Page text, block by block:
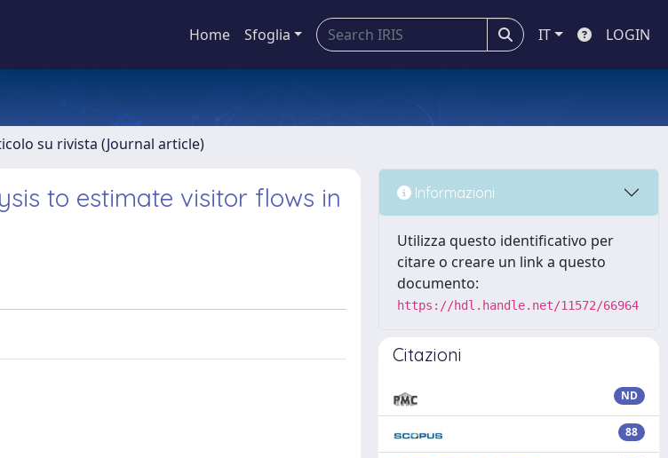
Home Sfoglia IT LOGIN
su rivista (Journal article)
to estimate visitor flows in
Informazioni
Utilizza questo identificativo per
citare o creare un link a questo
documento:
https://hdl.handle.net/11572/66964
Citazioni
ND
88